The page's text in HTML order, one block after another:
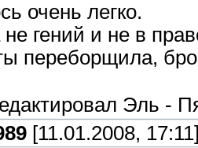
очень легко.
гений и не в
переборщила,
Эль -
[11.01.2008,